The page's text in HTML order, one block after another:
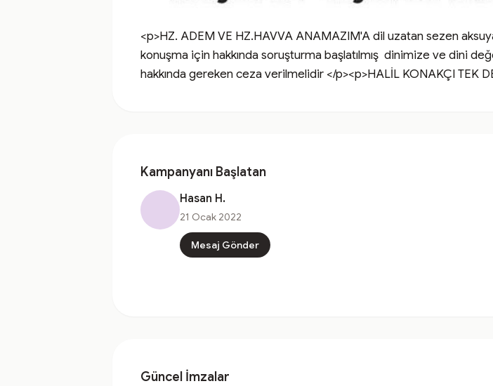
<p>HZ. ADEM VE HZ.HAVVA ANAMAZIM'A dil uzatan sezen
konuşma için hakkında soruşturma başlatılmış  dinimize ve dini
hakkında gereken ceza verilmelidir </p><p>HALİL KONAKÇI TEK
Kampanyanı Başlatan
Hasan H.
21 Ocak 2022
Mesaj Gönder
Güncel İmzalar